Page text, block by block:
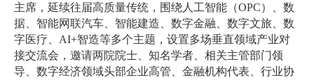
主席，延续往届高质量传统，围绕人工智能（OPC）、数
据、智能网联汽车、智能建造、数字金融、数字文旅、数
字医疗、AI+智造等多个主题，设置多场垂直领域产业对
接交流会，邀请两院院士、知名学者、相关主管部门领
导、数字经济领域头部企业高管、金融机构代表、行业协